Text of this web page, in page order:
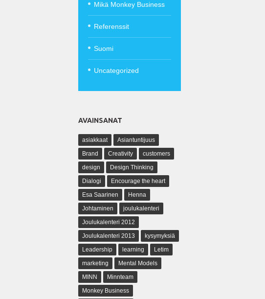
Mikä Monkey Business
Referenssit
Suomi
Uncategorized
AVAINSANAT
asiakkaat
Asiantuntijuus
Brand
Creativity
customers
design
Design Thinking
Dialogi
Encourage the heart
Esa Saarinen
Henna
Johtaminen
joulukalenteri
Joulukalenteri 2012
Joulukalenteri 2013
kysymyksiä
Leadership
learning
Letim
marketing
Mental Models
MINN
Minnteam
Monkey Business